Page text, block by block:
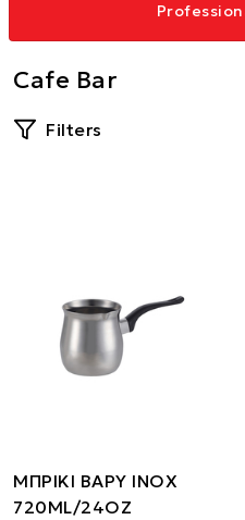
Cafe Bar
Filters
ΜΠΡΙΚΙ ΒΑΡΥ INOX
720ML/24OZ